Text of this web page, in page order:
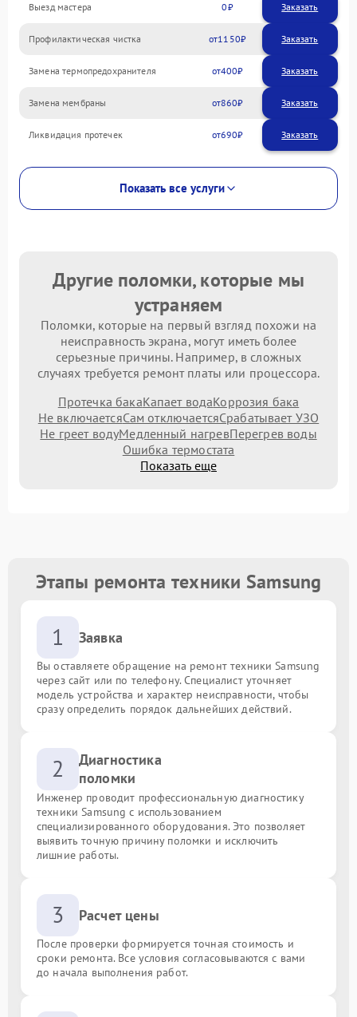
Выезд мастера 0 Заказать
Профилактическая чистка 1150
Замена термопредохранителя 400
Замена мембраны 860
Ликвидация протечек 690
Показать все услуги
Другие поломки, которые мы
устраняем
Поломки, которые на первый взгляд похожи на
неисправность экрана, могут иметь более
серьезные причины. Например, в сложных
случаях требуется ремонт платы или процессора.
Протечка бакаКапает водаКоррозия бака
Не включаетсяСам отключаетсяСрабатывает УЗО
Не греет водуМедленный нагревПерегрев воды
Ошибка термостата
Показать еще
Этапы ремонта техники Samsung
1 Заявка
Вы оставляете обращение на ремонт техники Samsung
через сайт или по телефону. Специалист уточняет
модель устройства и характер неисправности, чтобы
сразу определить порядок дальнейших действий.
2
Диагностика
поломки
Инженер проводит профессиональную диагностику
техники Samsung с использованием
специализированного оборудования. Это позволяет
выявить точную причину поломки и исключить
лишние работы.
3 Расчет цены
После проверки формируется точная стоимость и
сроки ремонта. Все условия согласовываются с вами
до начала выполнения работ.